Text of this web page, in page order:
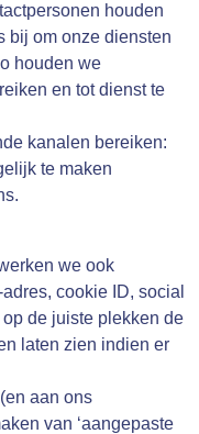
houden
bij om onze diensten
houden we
en tot dienst te
kanalen bereiken:
te maken
we ook
cookie ID, social
op de juiste plekken de
laten zien indien er
aan ons
van ‘aangepaste